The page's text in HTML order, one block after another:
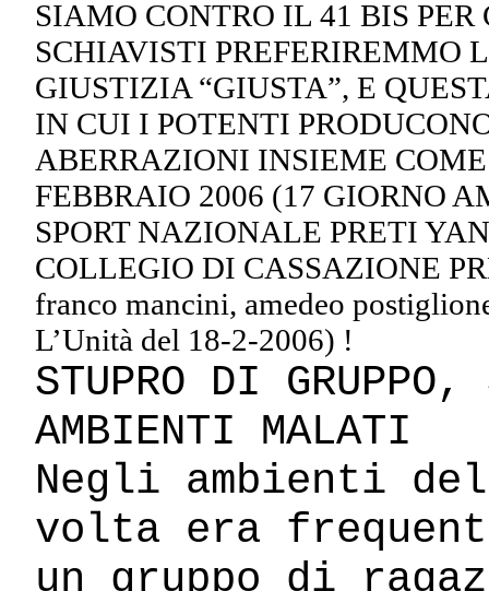
SIAMO CONTRO IL 41 BIS PER
SCHIAVISTI PREFERIREMMO
GIUSTIZIA “GIUSTA”, E
IN CUI I POTENTI
ABERRAZIONI INSIEME
FEBBRAIO 2006 (17 GIORNO
SPORT NAZIONALE PRETI
COLLEGIO DI CASSAZIONE
franco mancini, amedeo
L’Unità del 18-2-2006) !
STUPRO DI
AMBIENTI MALATI
Negli ambienti
volta era
un gruppo di